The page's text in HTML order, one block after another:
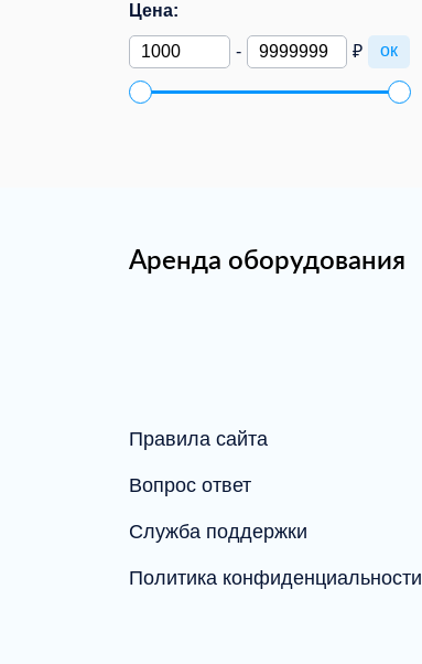
Цена:
- ₽ ок
Аренда оборудования
Правила сайта
Вопрос ответ
Служба поддержки
Политика конфиденциальности